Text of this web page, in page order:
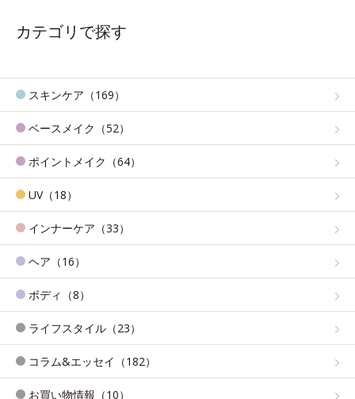
カテゴリで探す
スキンケア（169）
ベースメイク（52）
ポイントメイク（64）
UV（18）
インナーケア（33）
ヘア（16）
ボディ（8）
ライフスタイル（23）
コラム&エッセイ（182）
お買い物情報（10）